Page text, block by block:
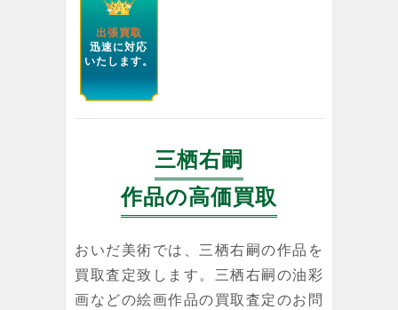
出張買取
迅速に対応
いたします。
三栖右嗣
作品の高価買取
おいだ美術では、三栖右嗣の作品を
買取査定致します。三栖右嗣の油彩
画などの絵画作品の買取査定のお問